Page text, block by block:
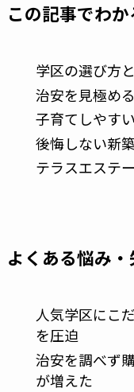
この記事でわか
学区の選び方
治安を見極め
子育てしやす
後悔しない新
テラスエステ
よくある悩み・
人気学区にこ
を圧迫
治安を調べず
が増えた